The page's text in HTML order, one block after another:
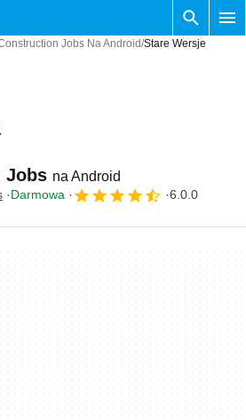
Jobs Na Android Stare Wersje
Jobs na Android
Darmowa 6.0.0